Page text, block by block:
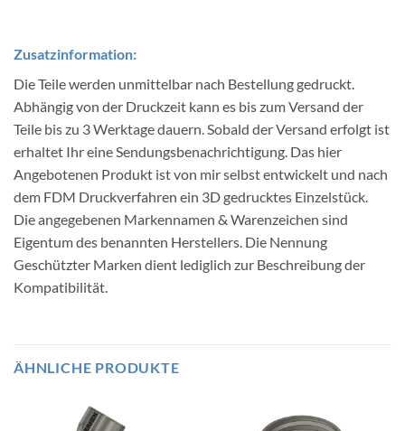
Zusatzinformation:
Die Teile werden unmittelbar nach Bestellung gedruckt.
Abhängig von der Druckzeit kann es bis zum Versand der
Teile bis zu 3 Werktage dauern. Sobald der Versand erfolgt ist
erhaltet Ihr eine Sendungsbenachrichtigung. Das hier
Angebotenen Produkt ist von mir selbst entwickelt und nach
dem FDM Druckverfahren ein 3D gedrucktes Einzelstück.
Die angegebenen Markennamen & Warenzeichen sind
Eigentum des benannten Herstellers. Die Nennung
Geschützter Marken dient lediglich zur Beschreibung der
Kompatibilität.
ÄHNLICHE PRODUKTE